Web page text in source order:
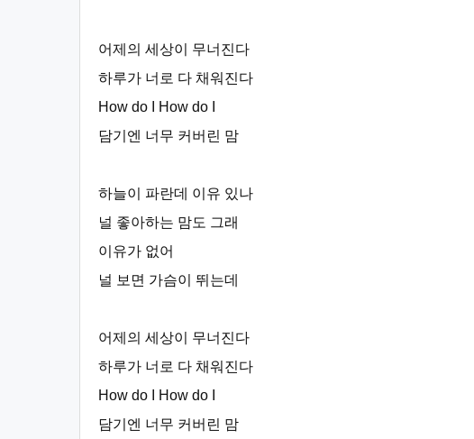
어제의 세상이 무너진다
하루가 너로 다 채워진다
How do I How do I
담기엔 너무 커버린 맘
하늘이 파란데 이유 있나
널 좋아하는 맘도 그래
이유가 없어
널 보면 가슴이 뛰는데
어제의 세상이 무너진다
하루가 너로 다 채워진다
How do I How do I
담기엔 너무 커버린 맘